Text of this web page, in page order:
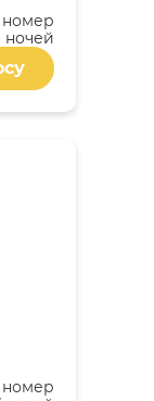
номер
ночей
номер